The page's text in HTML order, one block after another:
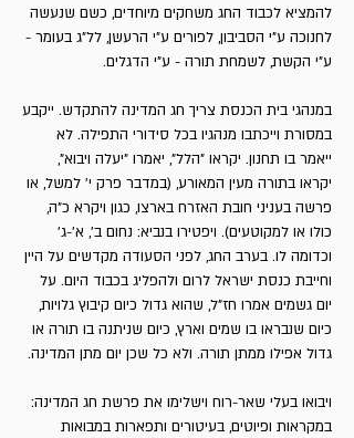
מתוך תקנון ראש פינה
להמציא לכבוד החג משחקים מיוחדים, כשם שנעשה
לחנוכה ע"י הסביבון, לפורים ע"י הרעשן, לל"ג בעומר -
ע"י הקשת, לשמחת תורה - ע"י הדגלים.
במנהגי בית הכנסת צריך חג המדינה להתקדש. ייקבע
במסורת וייכתבו מנהגיו בכל סידורי התפילה. לא
ייאמר בו תחנון. יקראו "הלל", יאמרו "יעלה ויבוא",
יקראו בתורה מעין המאורע, (במדבר פרק י' למשל, או
פרשה בעניני חובת האזרח בארצו, כגון ויקרא כ"ה,
כולו או למקוטעים). ויפטירו בנביא: נחום ב', א'-ג'
וכדומה לו. בערב החג, לפני הסעודה מקדשים על היין
וחייבת כנסת ישראל לרום ולהפליג בכבוד היום. על
יום גשמים אמרו חז"ל, שהוא גדול כיום קיבוץ גלויות,
כיום שנבראו בו שמים וארץ, כיום שניתנה בו תורה או
גדול אפילו ממתן תורה. ולא כל שכן יום מתן המדינה.
ויבואו בעלי שאר-רוח וישלימו את פרשת חג המדינה:
במקראות ופיוטים, בעיטורים ותפארות במבואות